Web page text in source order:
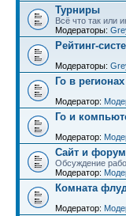
Турниры
Всё что так или
Модераторы:
Рейтинг-
Модераторы:
Го в регионах
Модератор:
Го и
Модератор:
Сайт и форум
Обсуждение
Модератор:
Комната
Модератор: